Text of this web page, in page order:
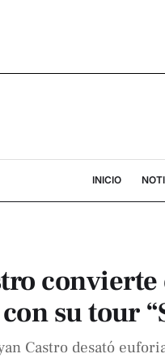
INICIO
su tour
Castro desató